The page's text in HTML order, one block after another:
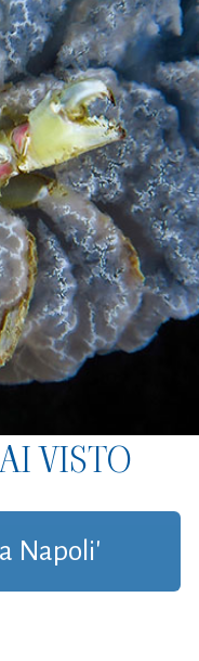
VISTO
Napoli'